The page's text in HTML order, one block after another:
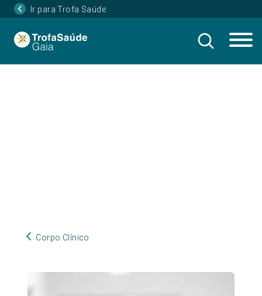
Ir para Trofa Saúde
Corpo Clínico